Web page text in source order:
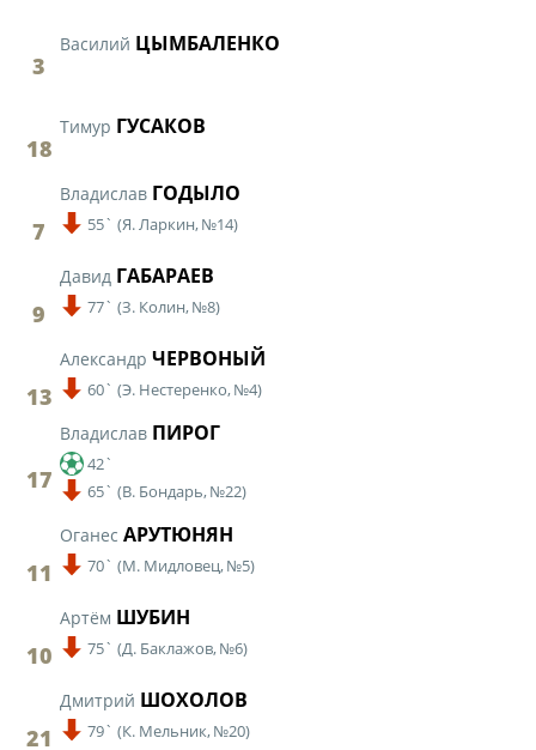
3
Василий ЦЫМБАЛЕНКО
18
Тимур ГУСАКОВ
7
Владислав ГОДЫЛО
55` (Я. Ларкин, №14)
9
Давид ГАБАРАЕВ
77` (З. Колин, №8)
13
Александр ЧЕРВОНЫЙ
60` (Э. Нестеренко, №4)
17
Владислав ПИРОГ
42`
65` (В. Бондарь, №22)
11
Оганес АРУТЮНЯН
70` (М. Мидловец, №5)
10
Артём ШУБИН
75` (Д. Баклажов, №6)
21
Дмитрий ШОХОЛОВ
79` (К. Мельник, №20)